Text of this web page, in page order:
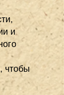
и
чтобы